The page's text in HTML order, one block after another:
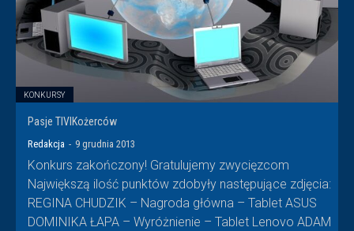
KONKURSY
Pasje TIVIKożerców
Redakcja - 9 grudnia 2013
Konkurs zakończony! Gratulujemy zwycięzcom
Największą ilość punktów zdobyły następujące zdjęcia:
REGINA CHUDZIK – Nagroda główna – Tablet ASUS
DOMINIKA ŁAPA – Wyróżnienie – Tablet Lenovo ADAM